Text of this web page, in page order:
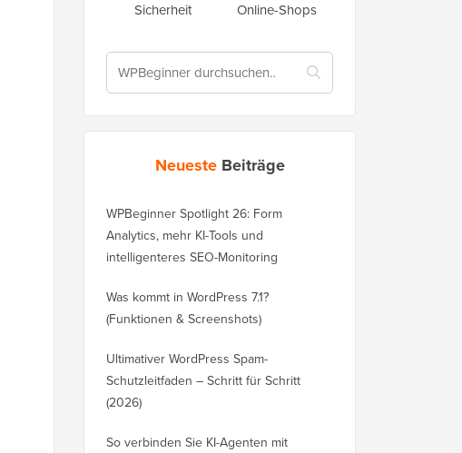
Sicherheit
Online-Shops
Neueste Beiträge
WPBeginner Spotlight 26: Form
Analytics, mehr KI-Tools und
intelligenteres SEO-Monitoring
Was kommt in WordPress 7.1?
(Funktionen & Screenshots)
Ultimativer WordPress Spam-
Schutzleitfaden – Schritt für Schritt
(2026)
So verbinden Sie KI-Agenten mit